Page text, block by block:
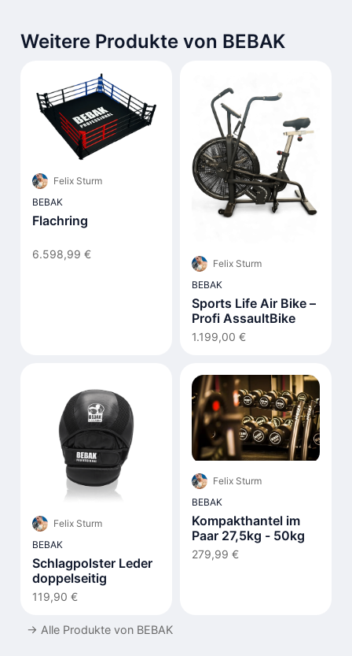
Weitere Produkte von BEBAK
Felix Sturm
BEBAK
Flachring
6.598,99 €
Felix Sturm
BEBAK
Sports Life Air Bike –
Profi AssaultBike
1.199,00 €
Felix Sturm
BEBAK
Schlagpolster Leder
doppelseitig
119,90 €
Felix Sturm
BEBAK
Kompakthantel im
Paar 27,5kg - 50kg
279,99 €
→ Alle Produkte von BEBAK